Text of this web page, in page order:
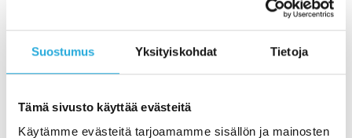
Suostumus Yksityiskohdat Tietoja
Tämä sivusto käyttää evästeitä
Käytämme evästeitä tarjoamamme sisällön ja mainosten
suoraan sähköpostiisi uutiskirjeen muodossa!